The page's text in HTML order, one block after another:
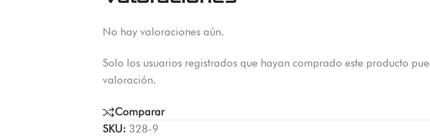
No hay valoraciones aún.
Solo los usuarios registrados que hayan comprado este producto
valoración.
Comparar
SKU: 328-9